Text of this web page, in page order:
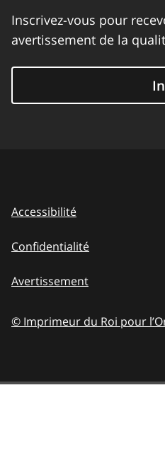
Inscrivez-vous pour
avertissement de la
Accessibilité
Confidentialité
Avertissement
© Imprimeur du Roi pour